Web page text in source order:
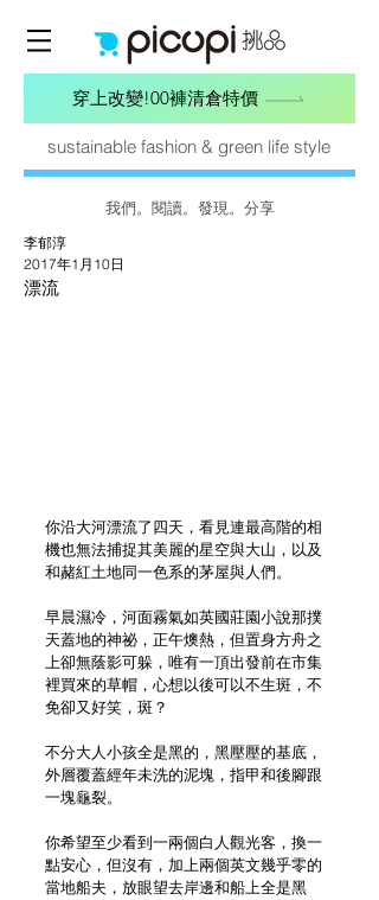
穿上改變!00褲清倉特價
sustainable fashion & green life style
我們。閱讀。發現。分享
漂流
李郁淳
2017年1月10日
你沿大河漂流了四天，看見連最高階的相
機也無法捕捉其美麗的星空與大山，以及
和赭紅土地同一色系的茅屋與人們。
早晨濕冷，河面霧氣如英國莊園小說那撲
天蓋地的神祕，正午燠熱，但置身方舟之
上卻無蔭影可躲，唯有一頂出發前在市集
裡買來的草帽，心想以後可以不生斑，不
免卻又好笑，斑？
不分大人小孩全是黑的，黑壓壓的基底，
外層覆蓋經年未洗的泥塊，指甲和後腳跟
一塊龜裂。
你希望至少看到一兩個白人觀光客，換一
點安心，但沒有，加上兩個英文幾乎零的
當地船夫，放眼望去岸邊和船上全是黑